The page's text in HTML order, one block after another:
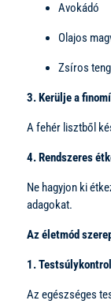
Avokádó
Olajos
Zsíros
3. Kerülje a
A fehér lisztből
4. Rendszeres
Ne hagyjon ki
adagokat.
Az életmód
1.
Az egészséges